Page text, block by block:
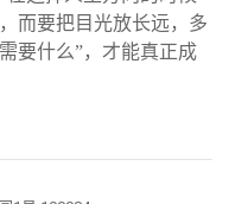
而要把目光放长远，多
要什么”，才能真正成